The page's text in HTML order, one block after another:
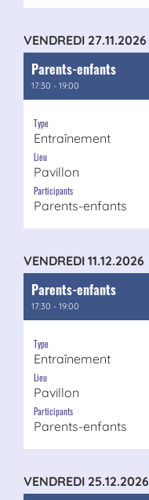
VENDREDI 27.11.2026
Parents-enfants
17:30 - 19:00
Type
Entraînement
Lieu
Pavillon
Participants
Parents-enfants
VENDREDI 11.12.2026
Parents-enfants
17:30 - 19:00
Type
Entraînement
Lieu
Pavillon
Participants
Parents-enfants
VENDREDI 25.12.2026